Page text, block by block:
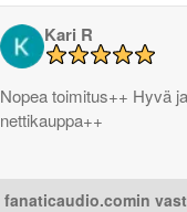
Kari R
Nopea toimitus++ Hyvä
nettikauppa++
fanaticaudio.comin